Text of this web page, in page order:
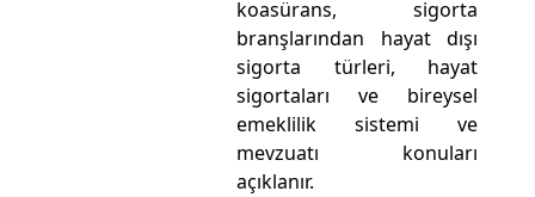
koasürans, sigorta
branşlarından hayat dışı
sigorta türleri, hayat
sigortaları ve bireysel
emeklilik sistemi ve
mevzuatı konuları
açıklanır.